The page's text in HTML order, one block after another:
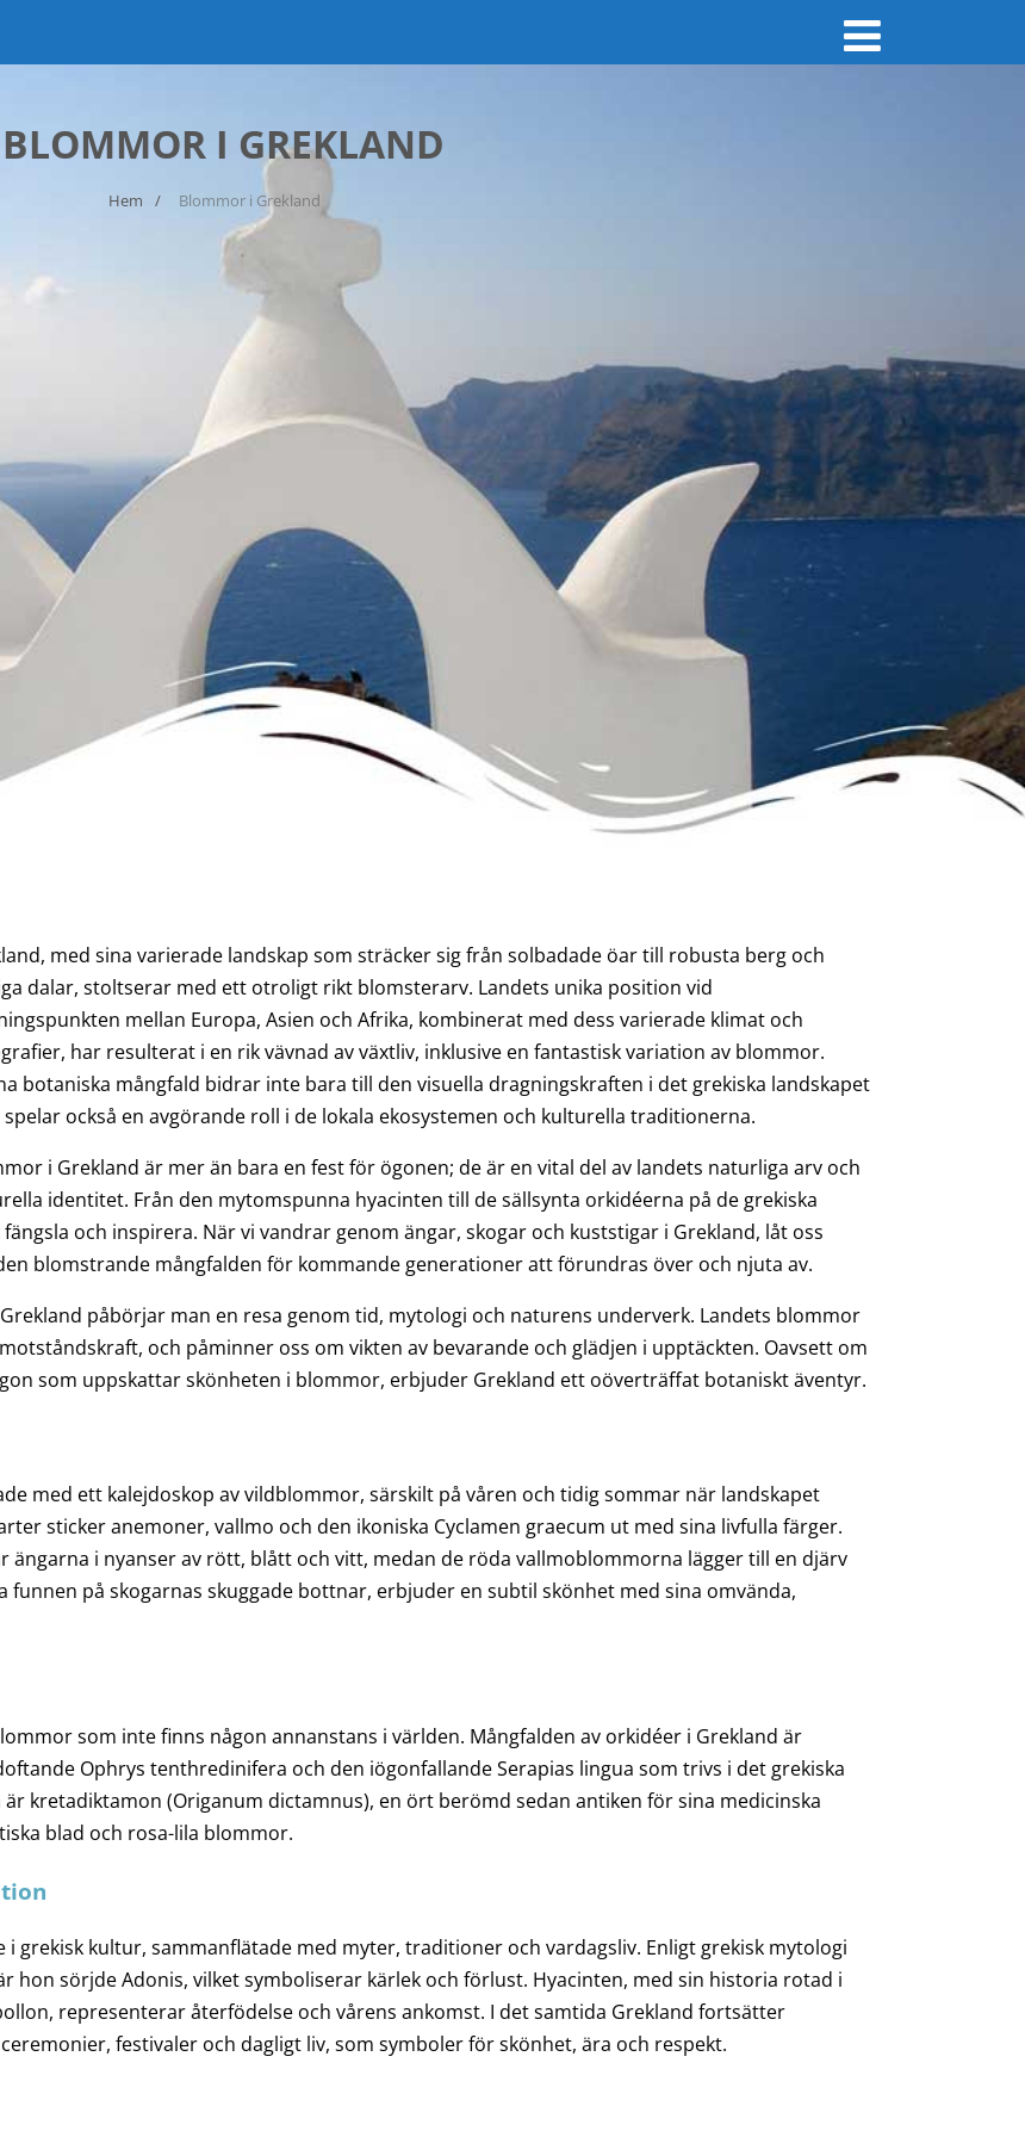
BLOMMOR I GREKLAND
Hem Blommor i Grekland
med sina varierade landskap som sträcker sig från solbadade öar till robusta berg och
dalar, stoltserar med ett otroligt rikt blomsterarv. Landets unika position vid
mellan Europa, Asien och Afrika, kombinerat med dess varierade klimat och
har resulterat i en rik vävnad av växtliv, inklusive en fantastisk variation av blommor.
botaniska mångfald bidrar inte bara till den visuella dragningskraften i det grekiska landskapet
också en avgörande roll i de lokala ekosystemen och kulturella traditionerna.
i Grekland är mer än bara en fest för ögonen; de är en vital del av landets naturliga arv och
identitet. Från den mytomspunna hyacinten till de sällsynta orkidéerna på de grekiska
och inspirera. När vi vandrar genom ängar, skogar och kuststigar i Grekland, låt oss
blomstrande mångfalden för kommande generationer att förundras över och njuta av.
påbörjar man en resa genom tid, mytologi och naturens underverk. Landets blommor
och påminner oss om vikten av bevarande och glädjen i upptäckten. Oavsett om
som uppskattar skönheten i blommor, erbjuder Grekland ett oöverträffat botaniskt äventyr.
med ett kalejdoskop av vildblommor, särskilt på våren och tidig sommar när landskapet
sticker anemoner, vallmo och den ikoniska Cyclamen graecum ut med sina livfulla färger.
ängarna i nyanser av rött, blått och vitt, medan de röda vallmoblommorna lägger till en djärv
på skogarnas skuggade bottnar, erbjuder en subtil skönhet med sina omvända,
som inte finns någon annanstans i världen. Mångfalden av orkidéer i Grekland är
Ophrys tenthredinifera och den iögonfallande Serapias lingua som trivs i det grekiska
kretadiktamon (Origanum dictamnus), en ört berömd sedan antiken för sina medicinska
blad och rosa-lila blommor.
grekisk kultur, sammanflätade med myter, traditioner och vardagsliv. Enligt grekisk mytologi
hon sörjde Adonis, vilket symboliserar kärlek och förlust. Hyacinten, med sin historia rotad i
representerar återfödelse och vårens ankomst. I det samtida Grekland fortsätter
festivaler och dagligt liv, som symboler för skönhet, ära och respekt.